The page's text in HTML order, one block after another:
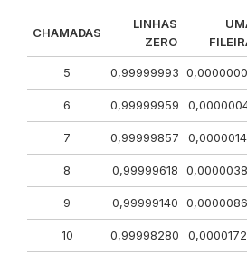
CHAMADAS
LINHAS
ZERO
5 0,99999993
6 0,99999959
7 0,99999857
8 0,99999618
9 0,99999140
10 0,99998280